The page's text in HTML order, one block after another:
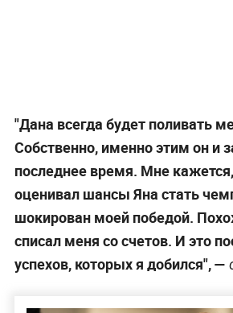
"Дана всегда будет поливать
Собственно, именно этим он и
последнее время. Мне
оценивал шансы Яна стать
шокирован моей победой.
списал меня со счетов. И это
успехов, которых я добился",—